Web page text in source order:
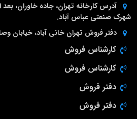
آدرس کارخانه تهران، جاده خاوران،
شهرک صنعتی عباس آباد.
دفتر فروش تهران خانی آباد، خیابان
کارشناس فروش
کارشناس فروش
دفتر فروش
دفتر فروش